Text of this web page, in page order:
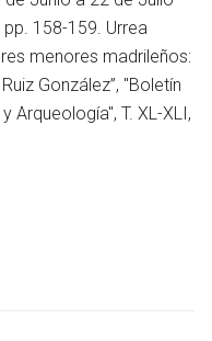
pp. 158-159. Urrea
menores madrileños:
González”, ''Boletín
Arqueología'', T. XL-XLI,